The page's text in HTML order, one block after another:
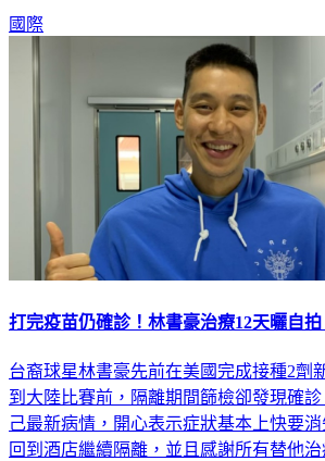
國際
打完疫苗仍確診！林書豪治療12天曬自
台裔球星林書豪先前在美國完成接種2劑
到大陸比賽前，隔離期間篩檢卻發現確
己最新病情，開心表示症狀基本上快要
回到酒店繼續隔離，並且感謝所有替他